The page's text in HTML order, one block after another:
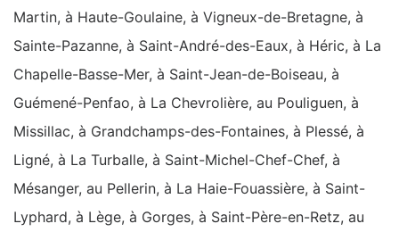
Martin, à Haute-Goulaine, à Vigneux-de-Bretagne, à
Sainte-Pazanne, à Saint-André-des-Eaux, à Héric, à La
Chapelle-Basse-Mer, à Saint-Jean-de-Boiseau, à
Guémené-Penfao, à La Chevrolière, au Pouliguen, à
Missillac, à Grandchamps-des-Fontaines, à Plessé, à
Ligné, à La Turballe, à Saint-Michel-Chef-Chef, à
Mésanger, au Pellerin, à La Haie-Fouassière, à Saint-
Lyphard, à Lège, à Gorges, à Saint-Père-en-Retz, au